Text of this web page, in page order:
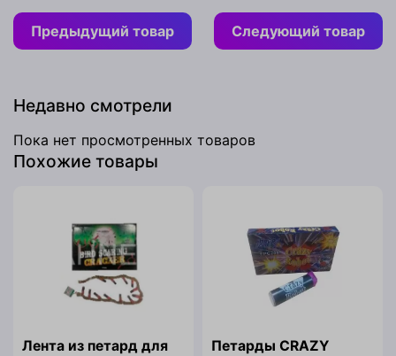
Предыдущий товар Следующий товар
Недавно смотрели
Пока нет просмотренных товаров
Похожие товары
Лента из петард для
Петарды CRAZY